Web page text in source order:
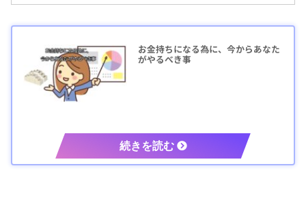
お金持ちになる為に、今からあなた
がやるべき事